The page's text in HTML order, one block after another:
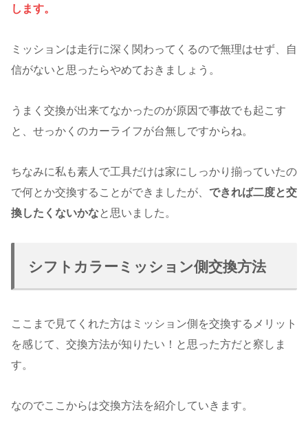
します。
ミッションは走行に深く関わってくるので無理はせず、自
信がないと思ったらやめておきましょう。
うまく交換が出来てなかったのが原因で事故でも起こす
と、せっかくのカーライフが台無しですからね。
ちなみに私も素人で工具だけは家にしっかり揃っていたの
で何とか交換することができましたが、 できれば二度と交
換したくないかなと思いました。
シフトカラーミッション側交換方法
ここまで見てくれた方はミッション側を交換するメリット
を感じて、交換方法が知りたい！と思った方だと察しま
す。
なのでここからは交換方法を紹介していきます。